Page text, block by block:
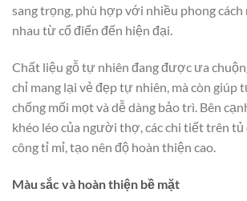
sang trọng, phù hợp với nhiều phong
nhau từ cổ điển đến hiện đại.
Chất liệu gỗ tự nhiên đang được ưa
chỉ mang lại vẻ đẹp tự nhiên, mà còn giúp
chống mối mọt và dễ dàng bảo trì. Bên
khéo léo của người thợ, các chi tiết trên tủ
công tỉ mỉ, tạo nên độ hoàn thiện cao.
Màu sắc và hoàn thiện bề mặt